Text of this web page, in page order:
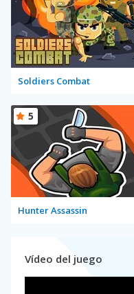
Soldiers Combat
Hunter Assassin
5
Vídeo del juego